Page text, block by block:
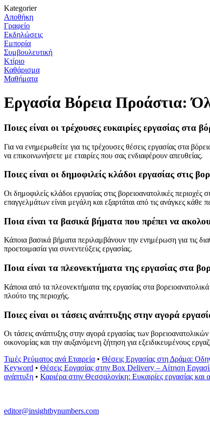
Kategorier
Αποθήκη
Γραφείο
Εκδηλώσεις
Εμπορία
Συμβουλευτική
Κτίριο
Καθάρισμα
Μαθήματα
Εργασία Βόρεια Προάστια:
Ποιες είναι οι τρέχουσες ευκαιρίες εργασίας στα
Για να ενημερωθείτε για τις τρέχουσες θέσεις εργασίας στα
να επικοινωνήσετε με εταιρίες που σας ενδιαφέρουν απευθείας.
Ποιες είναι οι δημοφιλείς κλάδοι εργασίας στις
Οι δημοφιλείς κλάδοι εργασίας στις βορειοανατολικές
επαγγελμάτων είναι μεγάλη και εξαρτάται από τις ανάγκες κάθε
Ποια είναι τα βασικά βήματα που πρέπει να
Κάποια βασικά βήματα περιλαμβάνουν την ενημέρωση για τις
προετοιμασία για συνεντεύξεις εργασίας.
Ποια είναι τα πλεονεκτήματα της εργασίας στα
Κάποια από τα πλεονεκτήματα της εργασίας στα
πλούτο της περιοχής.
Ποιες είναι οι τάσεις ανάπτυξης στην αγορά
Οι τάσεις ανάπτυξης στην αγορά εργασίας των
οικονομίας και την αυξανόμενη ζήτηση για εξειδικευμένους
Τιμές Ρεύματος ανά Εταιρεία • Θέσεις Εργασίας στη Δράμα:
Keyword • Θέσεις Εργασίας στην Box Delivery – Αίτηση
ανάπτυξη • Καριέρα στην Θεσσαλονίκη: Ευκαιρίες εργασίας και
editor@insightbynumbers.com